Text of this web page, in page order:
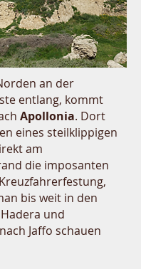
an der
entlang, kommt
Apollonia. Dort
eines steilklippigen
am
die imposanten
bis weit in den
und
Jaffo schauen